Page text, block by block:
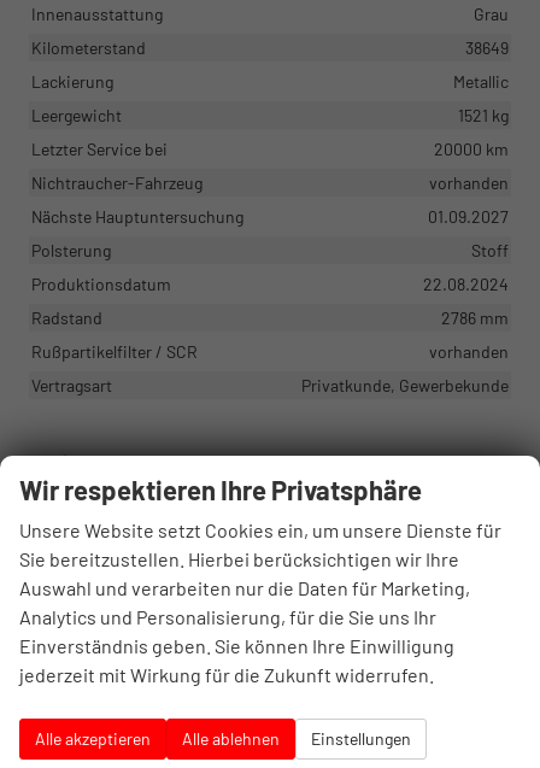
Innenausstattung
Grau
Kilometerstand
38649
Lackierung
Metallic
Leergewicht
1521 kg
Letzter Service bei
20000 km
Nichtraucher-Fahrzeug
vorhanden
Nächste Hauptuntersuchung
01.09.2027
Polsterung
Stoff
Produktionsdatum
22.08.2024
Radstand
2786 mm
Rußpartikelfilter / SCR
vorhanden
Vertragsart
Privatkunde, Gewerbekunde
Serienausstattungen
Innen
Isofix-Aufnahmen für Kindersitz an Rücksitz
vorhanden
Mittelarmlehne vorn höhen-/längsverstellbar
vorhanden
Infotainment & Kommunikation
Multimedia-Schnittstelle 2 x USB (Typ C) vorn
Wir respektieren Ihre Privatsphäre
Unsere Website setzt Cookies ein, um unsere Dienste für
Sie bereitzustellen. Hierbei berücksichtigen wir Ihre
Auswahl und verarbeiten nur die Daten für Marketing,
Analytics und Personalisierung, für die Sie uns Ihr
Einverständnis geben. Sie können Ihre Einwilligung
jederzeit mit Wirkung für die Zukunft widerrufen.
Alle akzeptieren Alle ablehnen Einstellungen